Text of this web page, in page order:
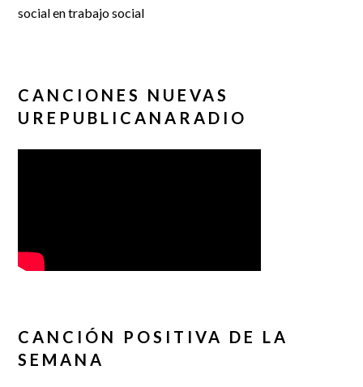
social en trabajo social
CANCIONES NUEVAS
UREPUBLICANARADIO
CANCIÓN POSITIVA DE LA
SEMANA